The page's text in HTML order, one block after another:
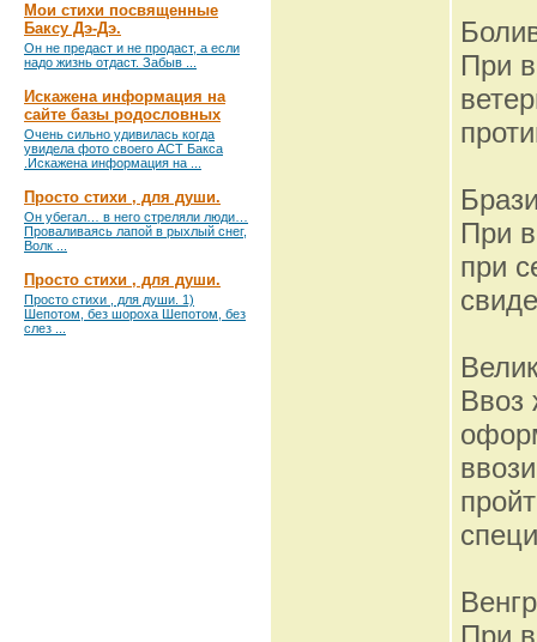
Мои стихи посвященные
Баксу Дэ-Дэ.
Он не предаст и не продаст, а если
надо жизнь отдаст. Забыв ...
Искажена информация на
сайте базы родословных
Очень сильно удивилась когда
увидела фото своего АСТ Бакса
.Искажена информация на ...
Просто стихи , для души.
Он убегал… в него стреляли люди…
Проваливаясь лапой в рыхлый снег,
Волк ...
Просто стихи , для души.
Просто стихи , для души. 1)
Шепотом, без шороха Шепотом, без
слез ...
При
При
при
Ввоз
При